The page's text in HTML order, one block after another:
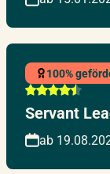
100%
Servant
ab